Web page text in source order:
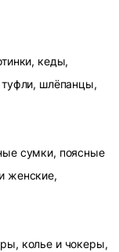
кеды,
шлёпанцы,
сумки, поясные
женские,
колье и чокеры,